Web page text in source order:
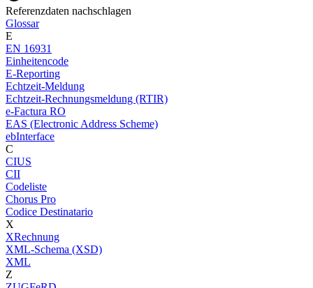
Referenzdaten nachschlagen
Glossar
E
EN 16931
Einheitencode
E-Reporting
Echtzeit-Meldung
Echtzeit-Rechnungsmeldung (RTIR)
e-Factura RO
EAS (Electronic Address Scheme)
ebInterface
C
CIUS
CII
Codeliste
Chorus Pro
Codice Destinatario
X
XRechnung
XML-Schema (XSD)
XML
Z